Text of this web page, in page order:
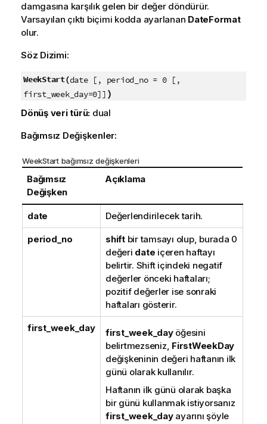
damgasına karşılık gelen bir değer döndürür.
Varsayılan çıktı biçimi kodda ayarlanan DateFormat
olur.
Söz Dizimi:
WeekStart(date [, period_no = 0 [,
first_week_day=0]] )
Dönüş veri türü: dual
Bağımsız Değişkenler:
WeekStart bağımsız değişkenleri
Bağımsız
Değişken
Açıklama
date Değerlendirilecek tarih.
period_no shiftbir tamsayı olup, burada 0
değeri date içeren haftayı
belirtir. Shift içindeki negatif
değerler önceki haftaları;
pozitif değerler ise sonraki
haftaları gösterir.
first_week_day first_week_dayöğesini
belirtmezseniz, FirstWeekDay
değişkeninin değeri haftanın ilk
günü olarak kullanılır.
Haftanın ilk günü olarak başka
bir günü kullanmak istiyorsanız
first_week_dayayarını şöyle